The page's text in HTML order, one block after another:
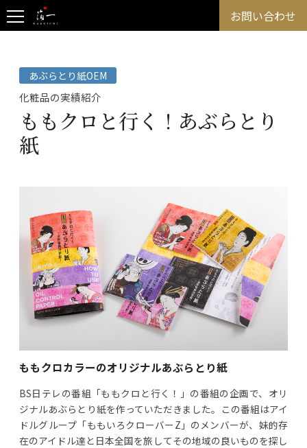
お問い合わせ
あぶらとり紙OEM
化粧品の実績紹介
ももクロと行く！あぶらとり
紙
ももクロカラーのオリジナルあぶらとり紙
BS日テレの番組「ももクロと行く！」の番組の企画で、オリ
ジナルあぶらとり紙を作っていただきました。この番組はアイ
ドルグループ「ももいろクローバーZ」のメンバーが、妹的存
在のアイドル達と日本全国を旅してその地域の良いものを探し